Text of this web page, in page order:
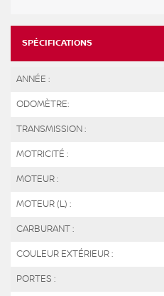
SPÉCIFICATIONS
ANNÉE :
ODOMÈTRE:
TRANSMISSION :
MOTRICITÉ :
MOTEUR :
MOTEUR (L) :
CARBURANT :
COULEUR EXTÉRIEUR :
PORTES :